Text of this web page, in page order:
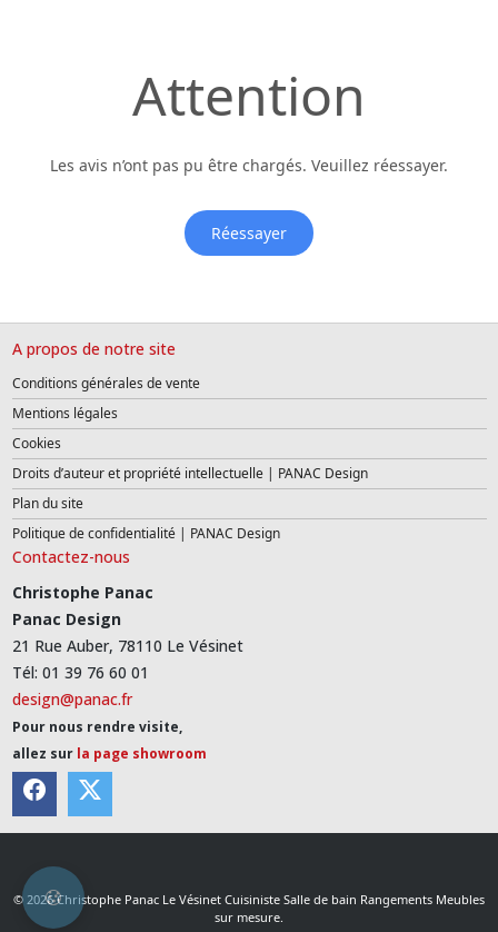
Attention
Les avis n’ont pas pu être chargés. Veuillez réessayer.
Réessayer
A propos de notre site
Conditions générales de vente
Mentions légales
Cookies
Droits d’auteur et propriété intellectuelle | PANAC Design
Plan du site
Politique de confidentialité | PANAC Design
Contactez-nous
Christophe Panac
Panac Design
21 Rue Auber, 78110 Le Vésinet
Tél: 01 39 76 60 01
design@panac.fr
Pour nous rendre visite,
allez sur la page showroom
© 2026 Christophe Panac Le Vésinet Cuisiniste Salle de bain Rangements Meubles
sur mesure.